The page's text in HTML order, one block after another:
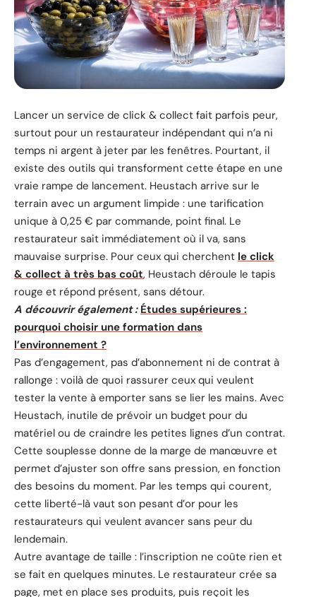
Lancer un service de click & collect fait parfois peur,
surtout pour un restaurateur indépendant qui n’a ni
temps ni argent à jeter par les fenêtres. Pourtant, il
existe des outils qui transforment cette étape en une
vraie rampe de lancement. Heustach arrive sur le
terrain avec un argument limpide : une tarification
unique à 0,25 € par commande, point final. Le
restaurateur sait immédiatement où il va, sans
mauvaise surprise. Pour ceux qui cherchent le click
& collect à très bas coût, Heustach déroule le tapis
rouge et répond présent, sans détour.
A découvrir également : Études supérieures :
pourquoi choisir une formation dans
l’environnement ?
Pas d’engagement, pas d’abonnement ni de contrat à
rallonge : voilà de quoi rassurer ceux qui veulent
tester la vente à emporter sans se lier les mains. Avec
Heustach, inutile de prévoir un budget pour du
matériel ou de craindre les petites lignes d’un contrat.
Cette souplesse donne de la marge de manœuvre et
permet d’ajuster son offre sans pression, en fonction
des besoins du moment. Par les temps qui courent,
cette liberté-là vaut son pesant d’or pour les
restaurateurs qui veulent avancer sans peur du
lendemain.
Autre avantage de taille : l’inscription ne coûte rien et
se fait en quelques minutes. Le restaurateur crée sa
page, met en place ses produits, puis reçoit les